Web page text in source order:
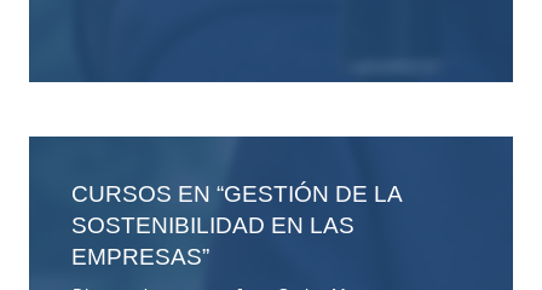
CURSOS EN “GESTIÓN DE LA
SOSTENIBILIDAD EN LAS
EMPRESAS”